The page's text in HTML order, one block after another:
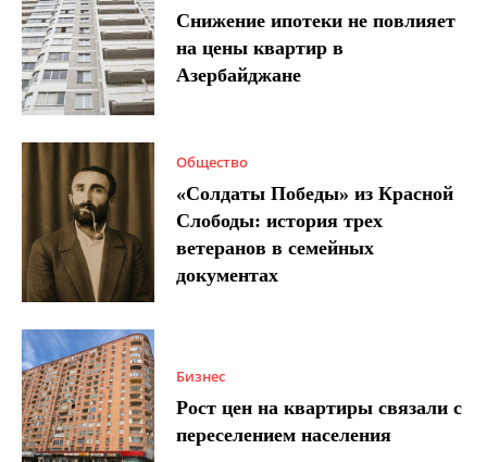
Снижение ипотеки не повлияет
на цены квартир в
Азербайджане
Общество
«Солдаты Победы» из Красной
Слободы: история трех
ветеранов в семейных
документах
Бизнес
Рост цен на квартиры связали с
переселением населения